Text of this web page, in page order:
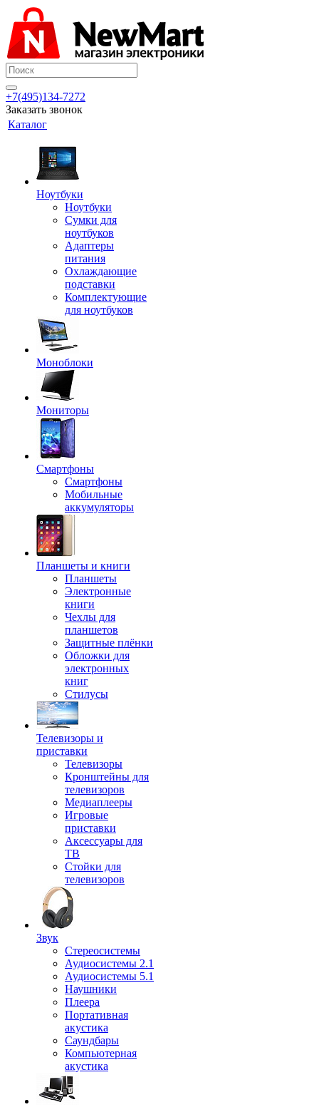
+7(495)134-7272
Заказать звонок
Каталог
Ноутбуки
Ноутбуки
Сумки для
ноутбуков
Адаптеры
питания
Охлаждающие
подставки
Комплектующие
для ноутбуков
Моноблоки
Мониторы
Смартфоны
Смартфоны
Мобильные
аккумуляторы
Планшеты и книги
Планшеты
Электронные
книги
Чехлы для
планшетов
Защитные плёнки
Обложки для
электронных
книг
Стилусы
Телевизоры и
приставки
Телевизоры
Кронштейны для
телевизоров
Медиаплееры
Игровые
приставки
Аксессуары для
ТВ
Стойки для
телевизоров
Звук
Стереосистемы
Аудиосистемы 2.1
Аудиосистемы 5.1
Наушники
Плеера
Портативная
акустика
Саундбары
Компьютерная
акустика